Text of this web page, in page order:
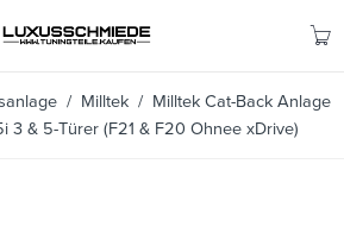
/ Milltek/ Milltek Cat-Back Anlage
3 & 5-Türer (F21 & F20 Ohnee xDrive)